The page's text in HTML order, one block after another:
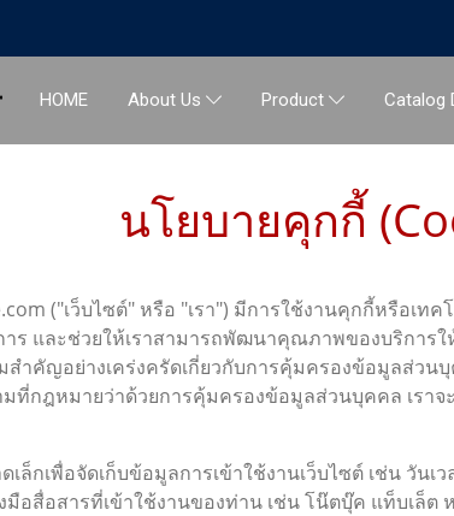
HOME About Us Product Catalog
นโยบายคุกกี้
("เว็บไซต์" หรือ "เรา") มีการใช้งานคุกกี้หรือเ
ร และช่วยให้เราสามารถพัฒนาคุณภาพของบริการ
มสำคัญอย่างเคร่งครัดเกี่ยวกับการคุ้มครองข้อมูลส่
กฎหมายว่าด้วยการคุ้มครองข้อมูลส่วนบุคคล เราจ
เล็กเพื่อจัดเก็บข้อมูลการเข้าใช้งานเว็บไซต์ เช่น วัน
อสื่อสารที่เข้าใช้งานของท่าน เช่น โน๊ตบุ๊ค แท็บเล็ต